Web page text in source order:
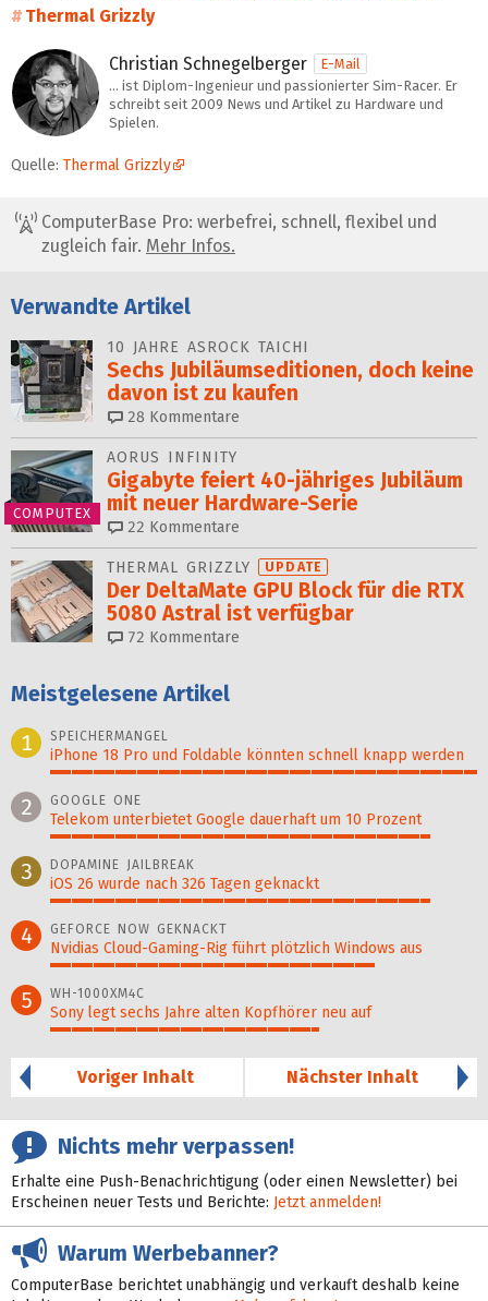
Thermal Grizzly
Christian Schnegelberger
E-Mail
… ist Diplom-Ingenieur und passionierter Sim-Racer. Er
schreibt seit 2009 News und Artikel zu Hardware und
Spielen.
Quelle: Thermal Grizzly
ComputerBase Pro: werbefrei, schnell, flexibel und
zugleich fair. Mehr Infos.
Verwandte Artikel
10 JAHRE ASROCK TAICHI
Sechs Jubiläums­editionen, doch keine
davon ist zu kaufen
28 Kommentare
COMPUTEX
AORUS INFINITY
Gigabyte feiert 40-jähriges Jubiläum
mit neuer Hardware-Serie
22 Kommentare
THERMAL GRIZZLY UPDATE
Der DeltaMate GPU Block für die RTX
5080 Astral ist verfügbar
72 Kommentare
Meistgelesene Artikel
1
SPEICHERMANGEL
iPhone 18 Pro und Foldable könnten schnell knapp werden
100%
2 GOOGLE ONE
Telekom unterbietet Google dauerhaft um 10 Prozent
89%
3 DOPAMINE JAILBREAK
iOS 26 wurde nach 326 Tagen geknackt
89%
4 GEFORCE NOW GEKNACKT
Nvidias Cloud-Gaming-Rig führt plötzlich Windows aus
76%
5 WH-1000XM4C
Sony legt sechs Jahre alten Kopfhörer neu auf
63%
Voriger Inhalt
Nächster Inhalt
Nichts mehr verpassen!
Erhalte eine Push-Benachrichtigung (oder einen Newsletter) bei
Erscheinen neuer Tests und Berichte: Jetzt anmelden!
Warum Werbebanner?
ComputerBase berichtet unabhängig und verkauft deshalb keine